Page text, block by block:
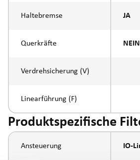
Haltebremse JA
Querkräfte NEIN
Verdrehsicherung (V)
Linearführung (F)
Produktspezifische
Ansteuerung IO-